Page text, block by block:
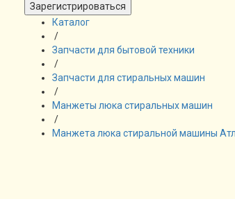
Зарегистрироваться
Каталог
/
Запчасти для бытовой техники
/
Запчасти для стиральных машин
/
Манжеты люка стиральных машин
/
Манжета люка стиральной машины